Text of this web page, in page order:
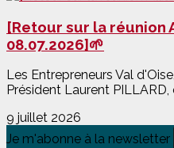
[Retour sur la réunion
08.07.2026]🌱
Les Entrepreneurs Val
Président Laurent PILLARD,
9 juillet 2026
Je m'abonne à la newsletter